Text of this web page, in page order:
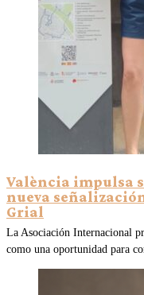
València impulsa
nueva
Grial
La Asociación Internacional
como una oportunidad para